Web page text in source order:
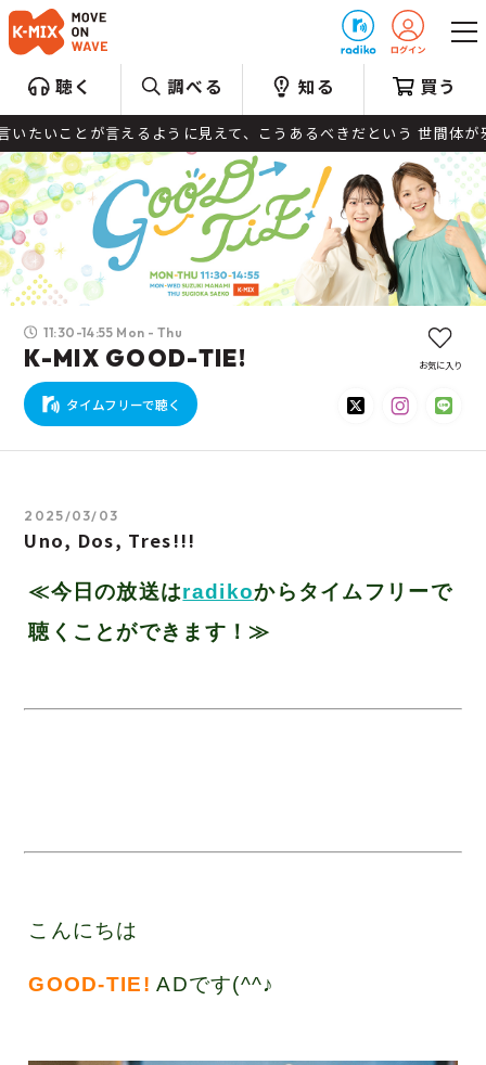
聴く 調べる 知る 買う
、こうあるべきだという 世間体が邪魔して、なにか
11:30-14:55 Mon - Thu
K-MIX GOOD-TIE!
タイムフリーで聴く
お気に入り
2025/03/03
Uno, Dos, Tres!!!
≪今日の放送はradikoからタイムフリーで
聴くことができます！≫
こんにちは
GOOD-TIE! ADです(^^♪